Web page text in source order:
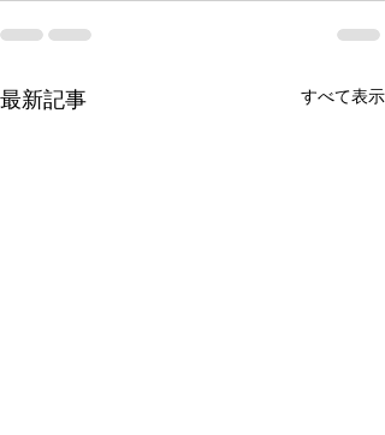
最新記事 すべて表示